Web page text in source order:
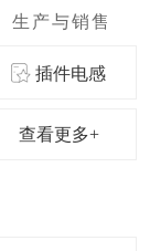
插件电感
查看更多+